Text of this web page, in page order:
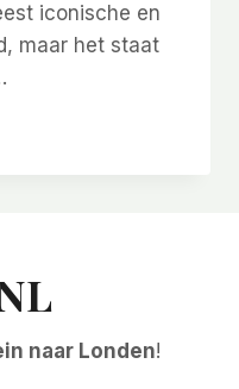
iconische en
maar het staat
naar Londen!